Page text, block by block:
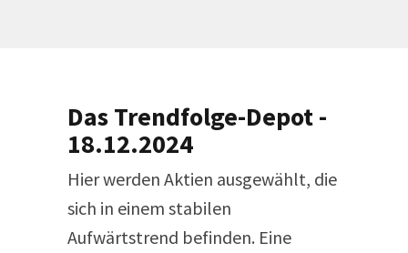
Das Trendfolge-Depot -
18.12.2024
Hier werden Aktien ausgewählt, die
sich in einem stabilen
Aufwärtstrend befinden. Eine